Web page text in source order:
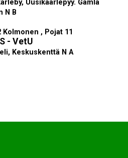
Uusikaarlepyy. Gamla
N B
Kolmonen , Pojat 11
- VetU
Keskuskenttä N A